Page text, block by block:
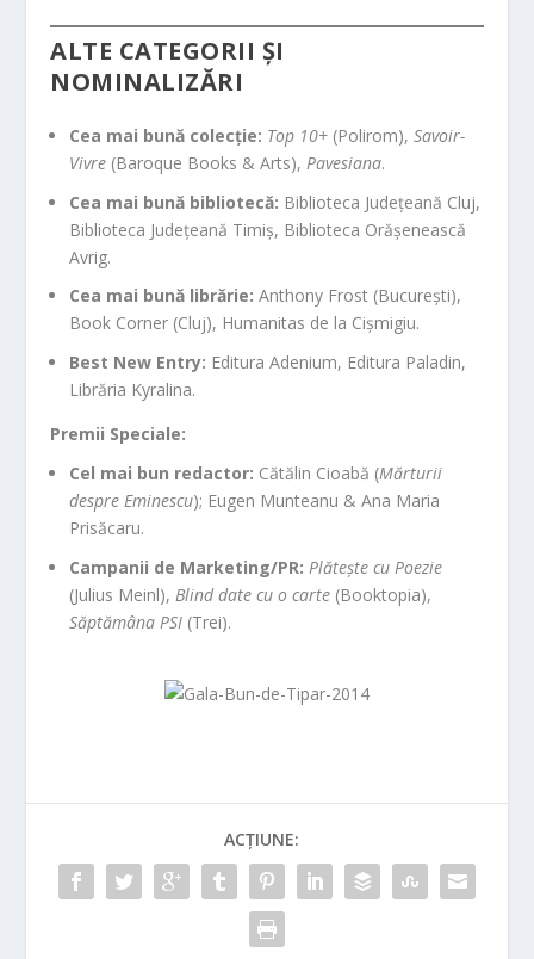
ALTE CATEGORII ȘI
NOMINALIZĂRI
Cea mai bună colecție: Top 10+ (Polirom),Savoir-
Vivre (Baroque Books & Arts),Pavesiana.
Cea mai bună bibliotecă: Biblioteca Județeană Cluj,
Biblioteca Județeană Timiș, Biblioteca Orășenească
Avrig.
Cea mai bună librărie: Anthony Frost (București),
Book Corner (Cluj), Humanitas de la Cișmigiu.
Best New Entry: Editura Adenium, Editura Paladin,
Librăria Kyralina.
Premii Speciale:
Cel mai bun redactor: Cătălin Cioabă (Mărturii
despre Eminescu); Eugen Munteanu & Ana Maria
Prisăcaru.
Campanii de Marketing/PR: Plătește cu Poezie
(Julius Meinl),Blind date cu o carte (Booktopia),
Săptămâna PSI (Trei).
ACȚIUNE: